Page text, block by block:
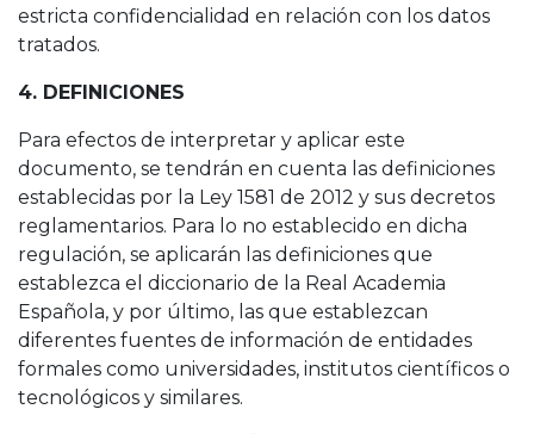
estricta confidencialidad en relación con los datos
tratados.
4. DEFINICIONES
Para efectos de interpretar y aplicar este
documento, se tendrán en cuenta las definiciones
establecidas por la Ley 1581 de 2012 y sus decretos
reglamentarios. Para lo no establecido en dicha
regulación, se aplicarán las definiciones que
establezca el diccionario de la Real Academia
Española, y por último, las que establezcan
diferentes fuentes de información de entidades
formales como universidades, institutos científicos o
tecnológicos y similares.